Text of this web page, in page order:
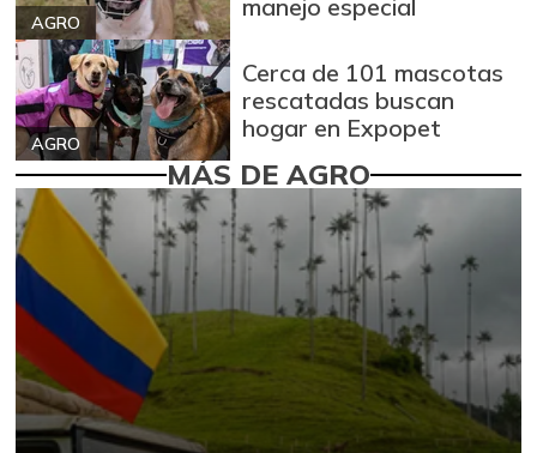
AGRO
manejo especial
AGRO
Cerca de 101 mascotas
rescatadas buscan
hogar en Expopet
MÁS DE AGRO